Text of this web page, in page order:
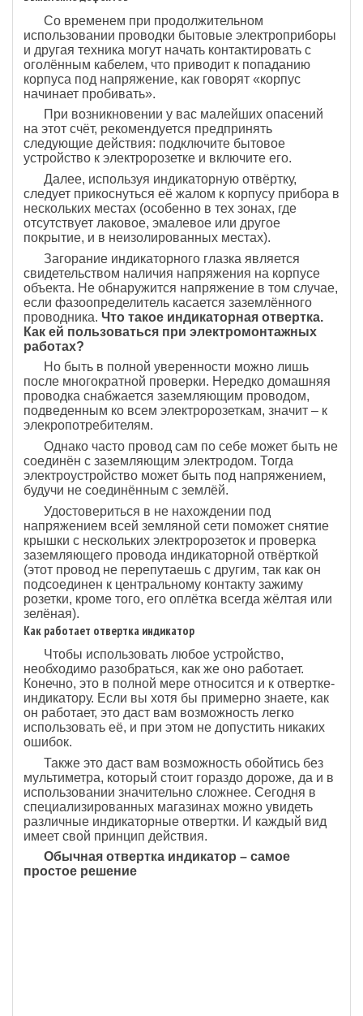
Со временем при продолжительном
использовании проводки бытовые электроприборы
и другая техника могут начать контактировать с
оголённым кабелем, что приводит к попаданию
корпуса под напряжение, как говорят «корпус
начинает пробивать».
При возникновении у вас малейших опасений
на этот счёт, рекомендуется предпринять
следующие действия: подключите бытовое
устройство к электророзетке и включите его.
Далее, используя индикаторную отвёртку,
следует прикоснуться её жалом к корпусу прибора в
нескольких местах (особенно в тех зонах, где
отсутствует лаковое, эмалевое или другое
покрытие, и в неизолированных местах).
Загорание индикаторного глазка является
свидетельством наличия напряжения на корпусе
объекта. Не обнаружится напряжение в том случае,
если фазоопределитель касается заземлённого
проводника. Что такое индикаторная отвертка.
Как ей пользоваться при электромонтажных
работах?
Но быть в полной уверенности можно лишь
после многократной проверки. Нередко домашняя
проводка снабжается заземляющим проводом,
подведенным ко всем электророзеткам, значит – к
элекропотребителям.
Однако часто провод сам по себе может быть не
соединён с заземляющим электродом. Тогда
электроустройство может быть под напряжением,
будучи не соединённым с землёй.
Удостовериться в не нахождении под
напряжением всей земляной сети поможет снятие
крышки с нескольких электророзеток и проверка
заземляющего провода индикаторной отвёрткой
(этот провод не перепутаешь с другим, так как он
подсоединен к центральному контакту зажиму
розетки, кроме того, его оплётка всегда жёлтая или
зелёная).
Как работает отвертка индикатор
Чтобы использовать любое устройство,
необходимо разобраться, как же оно работает.
Конечно, это в полной мере относится и к отвертке-
индикатору. Если вы хотя бы примерно знаете, как
он работает, это даст вам возможность легко
использовать её, и при этом не допустить никаких
ошибок.
Также это даст вам возможность обойтись без
мультиметра, который стоит гораздо дороже, да и в
использовании значительно сложнее. Сегодня в
специализированных магазинах можно увидеть
различные индикаторные отвертки. И каждый вид
имеет свой принцип действия.
Обычная отвертка индикатор – самое
простое решение